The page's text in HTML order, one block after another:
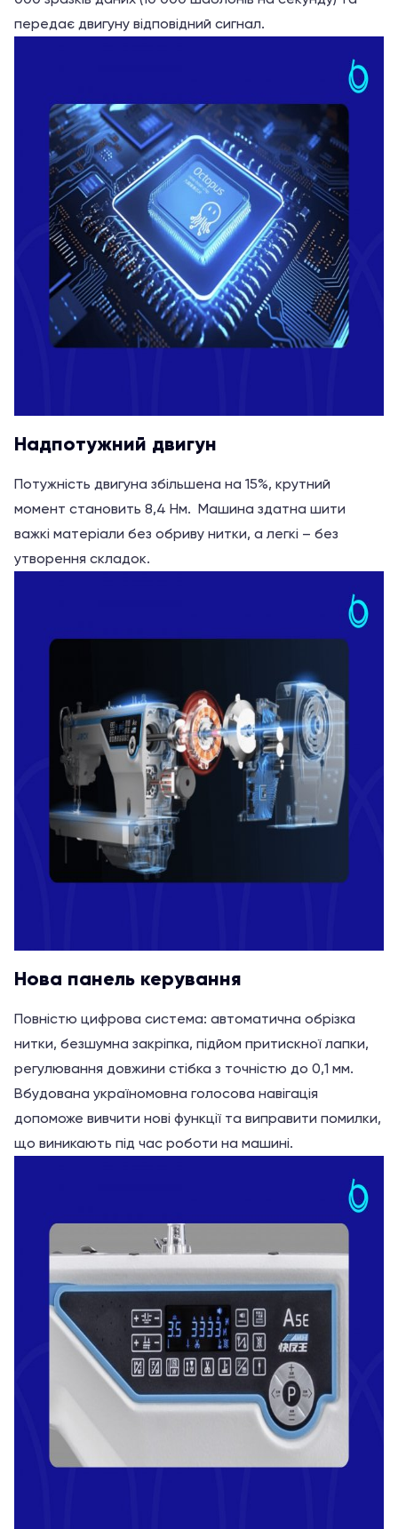
передає двигуну відповідний сигнал.
Надпотужний двигун
Потужність двигуна збільшена на 15%, крутний
момент становить 8,4 Нм. Машина здатна шити
важкі матеріали без обриву нитки, а легкі – без
утворення складок.
Нова панель керування
Повністю цифрова система: автоматична обрізка
нитки, безшумна закріпка, підйом притискної лапки,
регулювання довжини стібка з точністю до 0,1 мм.
Вбудована україномовна голосова навігація
допоможе вивчити нові функції та виправити помилки,
що виникають під час роботи на машині.